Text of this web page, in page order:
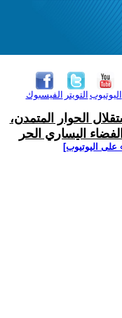
الفيسبوك التويتر اليوتيوب
الحوار المتمدن،
اليساري الحر
على اليوتيوب]